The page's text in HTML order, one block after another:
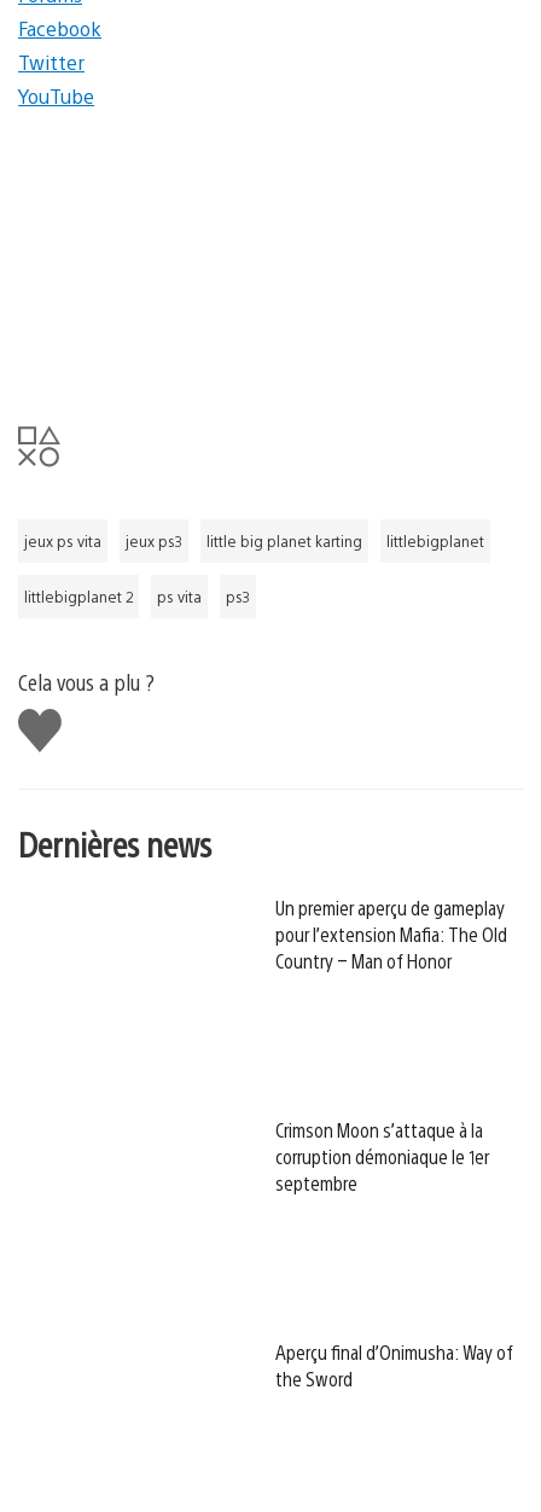
Facebook
Twitter
YouTube
jeux ps vita jeux ps3 little big planet karting littlebigplanet
littlebigplanet 2 ps vita ps3
Cela vous a plu ?
J'aime
Dernières news
Un premier aperçu de gameplay
pour l’extension Mafia: The Old
Country – Man of Honor
Crimson Moon s’attaque à la
corruption démoniaque le 1er
septembre
Aperçu final d’Onimusha: Way of
the Sword